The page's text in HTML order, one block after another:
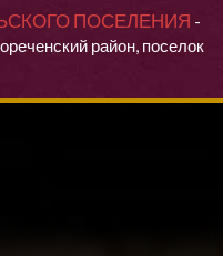
ПОСЕЛЕНИЯ -
район, поселок